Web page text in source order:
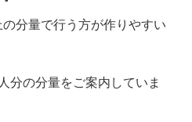
分量で行う方が作りやすい
分の分量をご案内していま